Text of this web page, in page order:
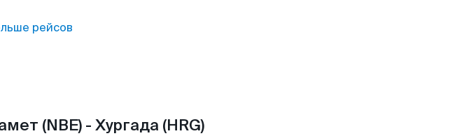
рейсов
(NBE) - Хургада (HRG)